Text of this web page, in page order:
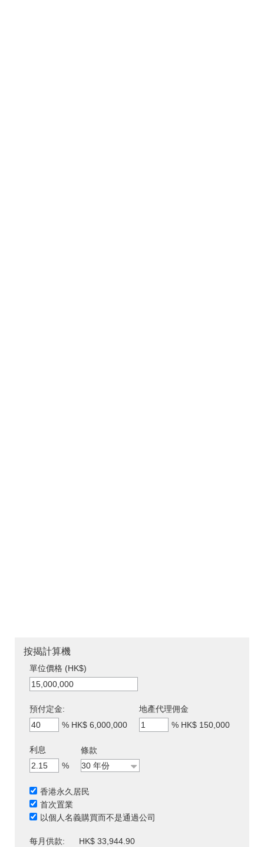
按揭計算機
單位價格 (HK$)
預付定金:
% HK$ 6,000,000
地產代理佣金
% HK$ 150,000
利息
%
條款
香港永久居民
首次置業
以個人名義購買而不是通過公司
每月供款:
HK$ 33,944.90